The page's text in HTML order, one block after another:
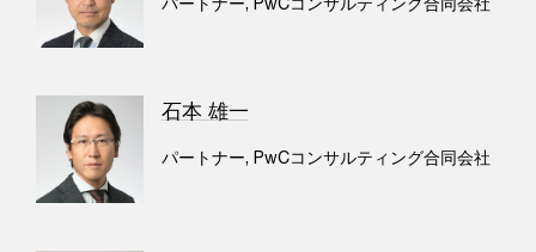
石本 雄一
パートナー, PwCコンサルティング合同会社